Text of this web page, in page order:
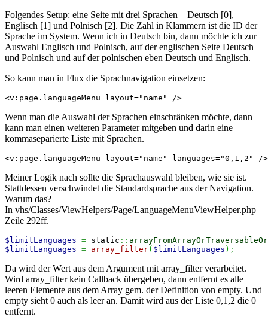
Folgendes Setup: eine Seite mit drei Sprachen – Deutsch [0],
Englisch [1] und Polnisch [2]. Die Zahl in Klammern ist die ID der
Sprache im System. Wenn ich in Deutsch bin, dann möchte ich zur
Auswahl Englisch und Polnisch, auf der englischen Seite Deutsch
und Polnisch und auf der polnischen eben Deutsch und Englisch.
So kann man in Flux die Sprachnavigation einsetzen:
<v:page.languageMenu layout="name" />
Wenn man die Auswahl der Sprachen einschränken möchte, dann
kann man einen weiteren Parameter mitgeben und darin eine
kommaseparierte Liste mit Sprachen.
<v:page.languageMenu layout="name" languages="0,1,2" />
Meiner Logik nach sollte die Sprachauswahl bleiben, wie sie ist.
Stattdessen verschwindet die Standardsprache aus der Navigation.
Warum das?
In vhs/Classes/ViewHelpers/Page/LanguageMenuViewHelper.php
Zeile 292ff.
$limitLanguages = static ::
$limitLanguages = array_filter( $limitLanguages ) ;
Da wird der Wert aus dem Argument mit array_filter verarbeitet.
Wird array_filter kein Callback übergeben, dann entfernt es alle
leeren Elemente aus dem Array gem. der Definition von empty. Und
empty sieht 0 auch als leer an. Damit wird aus der Liste 0,1,2 die 0
entfernt.